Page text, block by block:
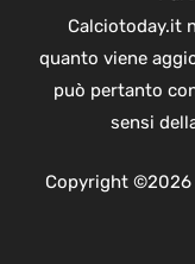
Calciotoday.it
quanto viene
può pertanto
sensi
Copyright